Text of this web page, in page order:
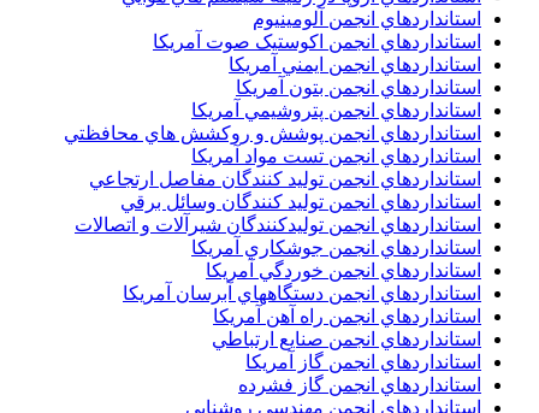
استانداردهاي انجمن آلومينيوم
استانداردهاي انجمن اکوستيک صوت آمريکا
استانداردهاي انجمن ايمني آمريکا
استانداردهاي انجمن بتون آمريکا
استانداردهاي انجمن پتروشيمي آمريکا
استانداردهاي انجمن پوشش و روکشش هاي محافظتي
استانداردهاي انجمن تست مواد آمريکا
استانداردهاي انجمن توليد کنندگان مفاصل ارتجاعي
استانداردهاي انجمن توليد کنندگان وسائل برقي
استانداردهاي انجمن توليدکنندگان شيرآلات و اتصالات
استانداردهاي انجمن جوشکاري آمريکا
استانداردهاي انجمن خوردگي آمريکا
استانداردهاي انجمن دستگاههاي آبرسان آمريکا
استانداردهاي انجمن راه آهن آمريکا
استانداردهاي انجمن صنايع ارتباطي
استانداردهاي انجمن گاز آمريکا
استانداردهاي انجمن گاز فشرده
استانداردهاي انجمن مهندسي روشنايي